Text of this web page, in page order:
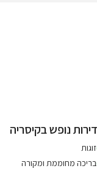
זוגות
בריכה מחוממת ומקורה